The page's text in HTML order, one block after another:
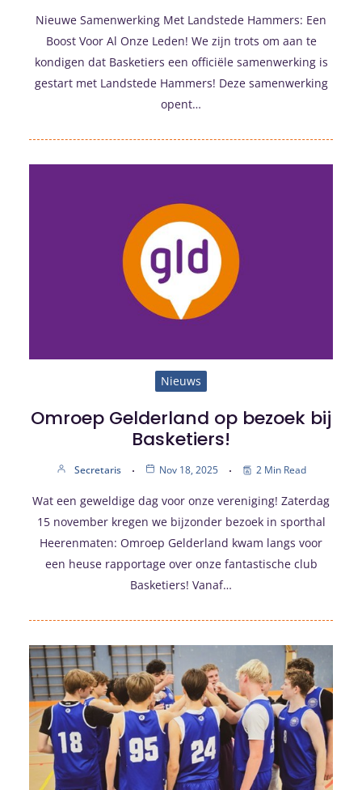
Nieuwe Samenwerking Met Landstede Hammers: Een
Boost Voor Al Onze Leden! We zijn trots om aan te
kondigen dat Basketiers een officiële samenwerking is
gestart met Landstede Hammers! Deze samenwerking
opent…
Nieuws
Omroep Gelderland op bezoek bij
Basketiers!
Secretaris Nov 18, 2025 2 Min Read
Wat een geweldige dag voor onze vereniging! Zaterdag
15 november kregen we bijzonder bezoek in sporthal
Heerenmaten: Omroep Gelderland kwam langs voor
een heuse rapportage over onze fantastische club
Basketiers! Vanaf…